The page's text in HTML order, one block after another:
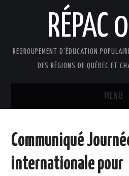
RÉPAC
REGROUPEMENT D'ÉDUCATION
DES RÉGIONS DE QUÉBEC ET
MENU
PRÉSENTATION
L’ÉDUCATION POPULAIRE AUTONOME
Communiqué
internationale pour